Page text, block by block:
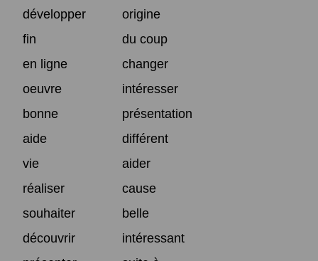
développer
origine
fin
du coup
en ligne
changer
oeuvre
intéresser
bonne
présentation
aide
différent
vie
aider
réaliser
cause
souhaiter
belle
découvrir
intéressant